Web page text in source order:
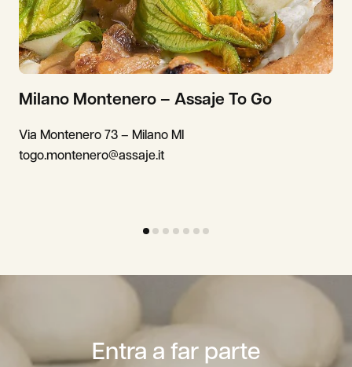
Milano Montenero – Assaje To Go
Via Montenero 73 – Milano MI
togo.montenero@assaje.it
Entra a far parte